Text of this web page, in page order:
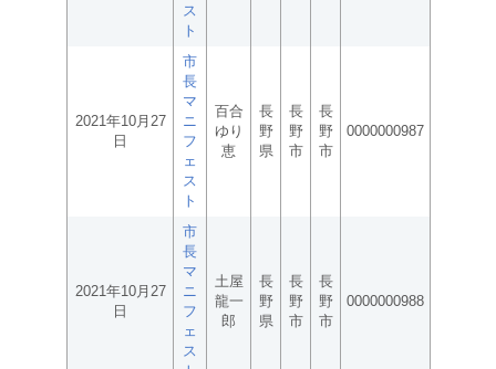
ス
ト
2021年10月27
日
市
長
マ
ニ
フ
ェ
ス
ト
百合
ゆり
恵
長
野
県
長
野
市
長
野
市
0000000987
2021年10月27
日
市
長
マ
ニ
フ
ェ
ス
土屋
龍一
郎
長
野
県
長
野
市
長
野
市
0000000988